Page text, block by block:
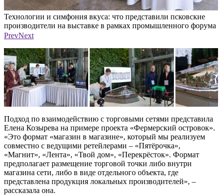
Технологии и симфония вкуса: что представили псковские
производители на выставке в рамках промышленного форума
Фото: Екатерина Иванова / ПАИ
PrevNext
Подход по взаимодействию с торговыми сетями представила
Елена Козырева на примере проекта «Фермерский островок».
«Это формат «магазин в магазине», который мы реализуем
совместно с ведущими ретейлерами – «Пятёрочка»,
«Магнит», «Лента», «Твой дом», «Перекрёсток». Формат
предполагает размещение торговой точки либо внутри
магазина сети, либо в виде отдельного объекта, где
представлена продукция локальных производителей», –
рассказала она.